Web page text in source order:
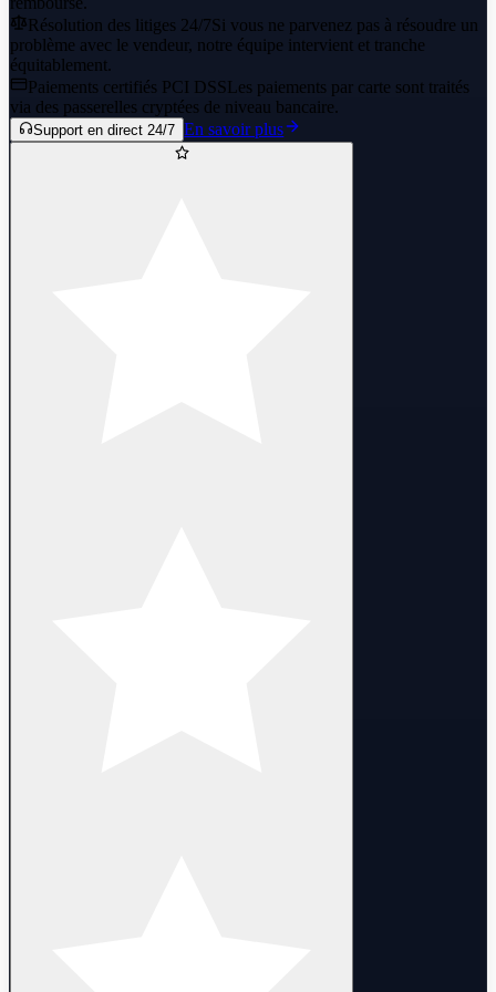
Résolution des litiges 24/7Si vous ne parvenez pas à résoudre un
problème avec le vendeur, notre équipe intervient et tranche
équitablement.
Paiements certifiés PCI DSSLes paiements par carte sont traités
via des passerelles cryptées de niveau bancaire.
Support en direct 24/7 En savoir plus